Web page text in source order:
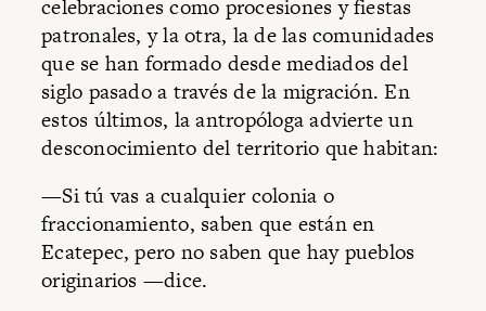
celebraciones como procesiones y fiestas
patronales, y la otra, la de las comunidades
que se han formado desde mediados del
siglo pasado a través de la migración. En
estos últimos, la antropóloga advierte un
desconocimiento del territorio que habitan:
—Si tú vas a cualquier colonia o
fraccionamiento, saben que están en
Ecatepec, pero no saben que hay pueblos
originarios —dice.